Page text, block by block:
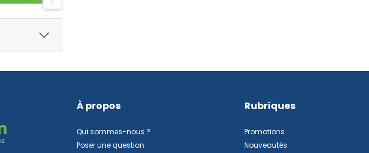
À propos
Qui sommes-nous ?
Poser une question
Rubriques
Promotions
Nouveautés